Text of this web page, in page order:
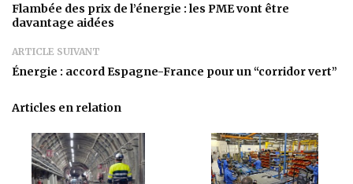
Flambée des prix de l’énergie : les PME vont être
davantage aidées
ARTICLE SUIVANT
Énergie : accord Espagne-France pour un “corridor vert”
Articles en relation